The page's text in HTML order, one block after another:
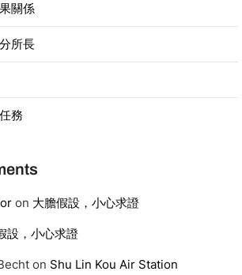
關係
所長
務
on 大膽假設，小心求證
設，小心求證
on Shu Lin Kou Air Station